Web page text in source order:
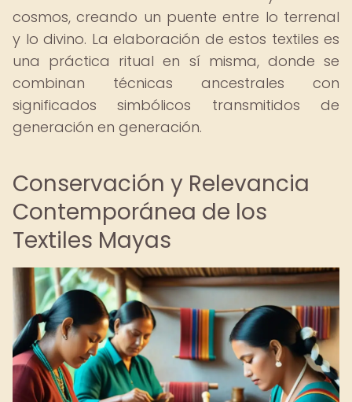
cosmos, creando un puente entre lo terrenal
y lo divino. La elaboración de estos textiles es
una práctica ritual en sí misma, donde se
combinan técnicas ancestrales con
significados simbólicos transmitidos de
generación en generación.
Conservación y Relevancia
Contemporánea de los
Textiles Mayas